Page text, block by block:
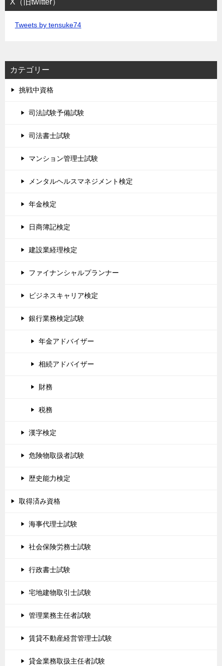
Tweets by tensuke74
カテゴリー
挑戦中資格
司法試験予備試験
司法書士試験
マンション管理士試験
メンタルヘルスマネジメント検定
年金検定
日商簿記検定
建設業経理検定
ファイナンシャルプランナー
ビジネスキャリア検定
銀行業務検定試験
年金アドバイザー
相続アドバイザー
財務
税務
漢字検定
危険物取扱者試験
歴史能力検定
取得済み資格
海事代理士試験
社会保険労務士試験
行政書士試験
宅地建物取引士試験
管理業務主任者試験
賃貸不動産経営管理士試験
貸金業務取扱主任者試験